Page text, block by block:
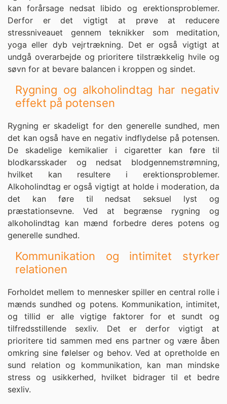
kan forårsage nedsat libido og erektionsproblemer.
Derfor er det vigtigt at prøve at reducere
stressniveauet gennem teknikker som meditation,
yoga eller dyb vejrtrækning. Det er også vigtigt at
undgå overarbejde og prioritere tilstrækkelig hvile og
søvn for at bevare balancen i kroppen og sindet.
Rygning og alkoholindtag har negativ
effekt på potensen
Rygning er skadeligt for den generelle sundhed, men
det kan også have en negativ indflydelse på potensen.
De skadelige kemikalier i cigaretter kan føre til
blodkarsskader og nedsat blodgennemstrømning,
hvilket kan resultere i erektionsproblemer.
Alkoholindtag er også vigtigt at holde i moderation, da
det kan føre til nedsat seksuel lyst og
præstationsevne. Ved at begrænse rygning og
alkoholindtag kan mænd forbedre deres potens og
generelle sundhed.
Kommunikation og intimitet styrker
relationen
Forholdet mellem to mennesker spiller en central rolle i
mænds sundhed og potens. Kommunikation, intimitet,
og tillid er alle vigtige faktorer for et sundt og
tilfredsstillende sexliv. Det er derfor vigtigt at
prioritere tid sammen med ens partner og være åben
omkring sine følelser og behov. Ved at opretholde en
sund relation og kommunikation, kan man mindske
stress og usikkerhed, hvilket bidrager til et bedre
sexliv.